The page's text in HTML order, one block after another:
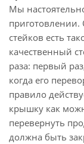
Мы
приготовлении.
стейков есть
качественный
раза: первый
когда его
правило
крышку как
перевернуть
должна быть